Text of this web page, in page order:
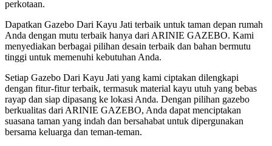
perkotaan.
Dapatkan Gazebo Dari Kayu Jati terbaik untuk taman depan rumah
Anda dengan mutu terbaik hanya dari ARINIE GAZEBO. Kami
menyediakan berbagai pilihan desain terbaik dan bahan bermutu
tinggi untuk memenuhi kebutuhan Anda.
Setiap Gazebo Dari Kayu Jati yang kami ciptakan dilengkapi
dengan fitur-fitur terbaik, termasuk material kayu utuh yang bebas
rayap dan siap dipasang ke lokasi Anda. Dengan pilihan gazebo
berkualitas dari ARINIE GAZEBO, Anda dapat menciptakan
suasana taman yang indah dan bersahabat untuk dipergunakan
bersama keluarga dan teman-teman.